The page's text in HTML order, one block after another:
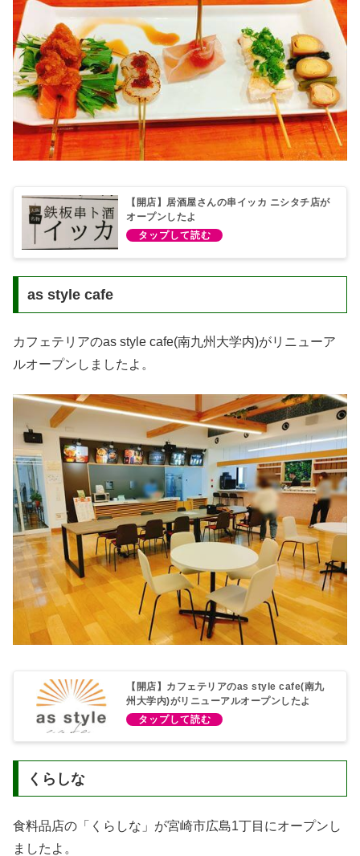
【開店】居酒屋さんの串イッカ ニシタチ店が
オープンしたよ
as style cafe
カフェテリアのas style cafe(南九州大学内)がリニューア
ルオープンしましたよ。
【開店】カフェテリアのas style cafe(南九
州大学内)がリニューアルオープンしたよ
くらしな
食料品店の「くらしな」が宮崎市広島1丁目にオープンし
ましたよ。